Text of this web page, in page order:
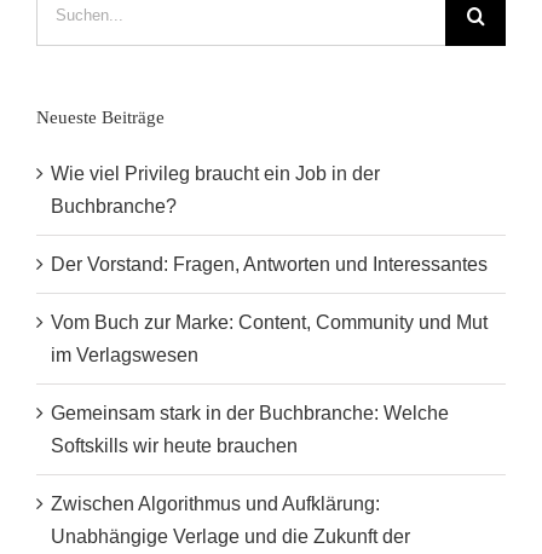
Neueste Beiträge
Wie viel Privileg braucht ein Job in der
Buchbranche?
Der Vorstand: Fragen, Antworten und Interessantes
Vom Buch zur Marke: Content, Community und Mut
im Verlagswesen
Gemeinsam stark in der Buchbranche: Welche
Softskills wir heute brauchen
Zwischen Algorithmus und Aufklärung:
Unabhängige Verlage und die Zukunft der